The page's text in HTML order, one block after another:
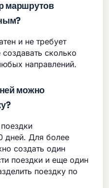
маршрутов
и не требует
сколько
направлений.
можно
дней. Для более
создать один
поездки и еще один
поездку по